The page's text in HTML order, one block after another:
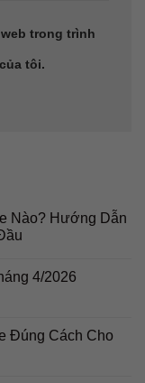
trong trình
tôi.
Nào? Hướng Dẫn
4/2026
Đúng Cách Cho